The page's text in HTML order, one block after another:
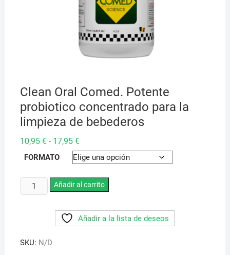
Clean Oral Comed. Potente
probiotico concentrado para la
limpieza de bebederos
10,95 € - 17,95 €Rango
precios:
desde
hasta
17,95 €
FORMATO
Clean
Oral
concentrado
Añadir al carrito
Añadir a la lista de deseos
SKU: N/D